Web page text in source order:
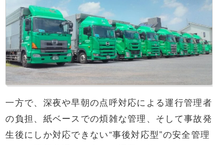
一方で、深夜や早朝の点呼対応による運行管理者
の負担、紙ベースでの煩雑な管理、そして事故発
生後にしか対応できない“事後対応型”の安全管理